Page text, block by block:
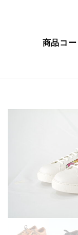
商品コ